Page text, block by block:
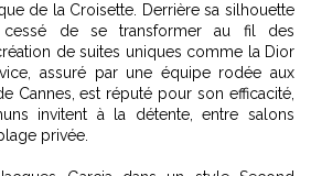
de la Croisette. Derrière sa silhouette
cessé de se transformer au fil des
de suites uniques comme la Dior
assuré par une équipe rodée aux
Cannes, est réputé pour son efficacité,
invitent à la détente, entre salons
privée.